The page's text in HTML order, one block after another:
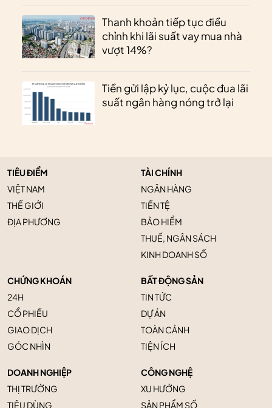
Thanh khoản tiếp tục điều
chỉnh khi lãi suất vay mua nhà
vượt 14%?
Tiền gửi lập kỷ lục, cuộc đua lãi
suất ngân hàng nóng trở lại
TIÊU ĐIỂM
VIỆT NAM
THẾ GIỚI
ĐỊA PHƯƠNG
TÀI CHÍNH
NGÂN HÀNG
TIỀN TỆ
BẢO HIỂM
THUẾ, NGÂN SÁCH
KINH DOANH SỐ
CHỨNG KHOÁN
24H
CỔ PHIẾU
GIAO DỊCH
GÓC NHÌN
BẤT ĐỘNG SẢN
TIN TỨC
DỰ ÁN
TOÀN CẢNH
TIỆN ÍCH
DOANH NGHIỆP
THỊ TRƯỜNG
TIÊU DÙNG
CÔNG NGHỆ
XU HƯỚNG
SẢN PHẨM SỐ